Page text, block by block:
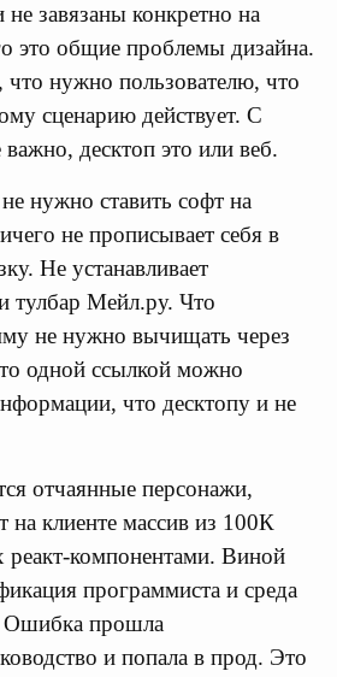
не завязаны конкретно на
это общие проблемы дизайна.
нужно пользователю, что
сценарию действует. С
десктоп это или веб.
нужно ставить софт на
не прописывает себя в
Не устанавливает
тулбар Мейл.ру. Что
не нужно вычищать через
одной ссылкой можно
что десктопу и не
отчаянные персонажи,
на клиенте массив из 100К
реакт-компонентами. Виной
программиста и среда
Ошибка прошла
и попала в прод. Это